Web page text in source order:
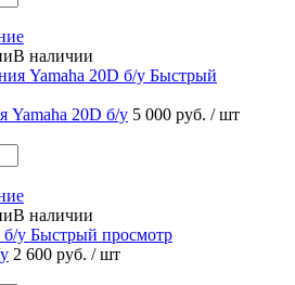
В наличии
Быстрый
Yamahа 20D б/у 5 000 руб. / шт
В наличии
Быстрый просмотр
2 600 руб. / шт